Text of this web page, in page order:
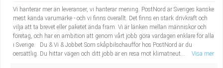
Kultur, media, design
Militärt arbete
Tidningsbud/Tidningsdistributör
Lärare i fritidshem/Fritidspedagog
Vi hanterar mer än leveranser, vi hanterar mening. PostNord är Sveriges kanske
mest kända varumärke - och vi finns överallt. Det finns en stark drivkraft och
vilja att ta brevet eller paketet ända fram. Vi är länken mellan människor och
företag, och har en ambition att genom vårt jobb göra vardagen enklare för alla
i Sverige. Du & Vi & Jobbet Som skåpbilschaufför hos PostNord är du
oersättlig. Du hittar vägen och ditt jobb är en resa mot klimatneut...
Visa mer